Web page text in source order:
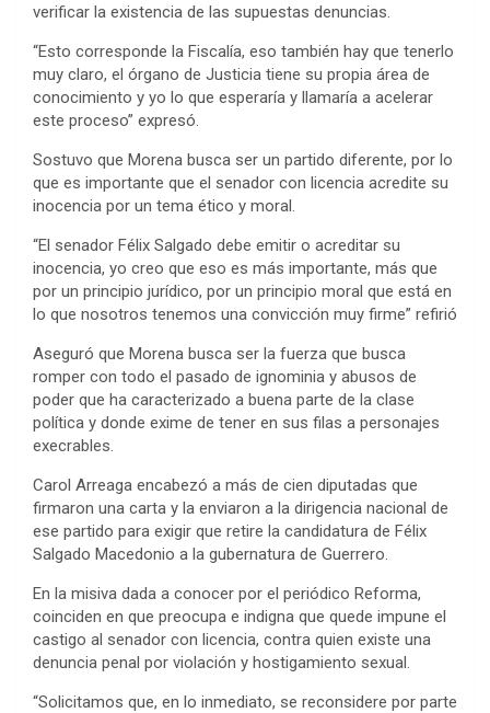
verificar la existencia de las supuestas denuncias.
“Esto corresponde la Fiscalía, eso también hay que tenerlo
muy claro, el órgano de Justicia tiene su propia área de
conocimiento y yo lo que esperaría y llamaría a acelerar
este proceso” expresó.
Sostuvo que Morena busca ser un partido diferente, por lo
que es importante que el senador con licencia acredite su
inocencia por un tema ético y moral.
“El senador Félix Salgado debe emitir o acreditar su
inocencia, yo creo que eso es más importante, más que
por un principio jurídico, por un principio moral que está en
lo que nosotros tenemos una convicción muy firme” refirió
Aseguró que Morena busca ser la fuerza que busca
romper con todo el pasado de ignominia y abusos de
poder que ha caracterizado a buena parte de la clase
política y donde exime de tener en sus filas a personajes
execrables.
Carol Arreaga encabezó a más de cien diputadas que
firmaron una carta y la enviaron a la dirigencia nacional de
ese partido para exigir que retire la candidatura de Félix
Salgado Macedonio a la gubernatura de Guerrero.
En la misiva dada a conocer por el periódico Reforma,
coinciden en que preocupa e indigna que quede impune el
castigo al senador con licencia, contra quien existe una
denuncia penal por violación y hostigamiento sexual.
“Solicitamos que, en lo inmediato, se reconsidere por parte